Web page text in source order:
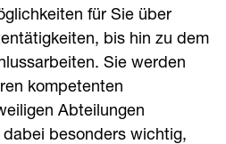
für Sie über
bis hin zu dem
Sie werden
kompetenten
Abteilungen
besonders wichtig,